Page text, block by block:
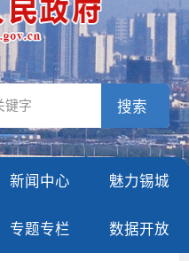
新闻中心 魅力锡城
专题专栏 数据开放